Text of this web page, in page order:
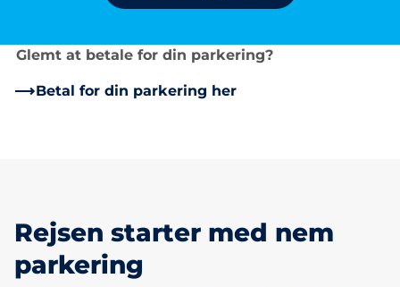
Glemt at betale for din parkering?
Betal for din parkering her
Rejsen starter med nem
parkering